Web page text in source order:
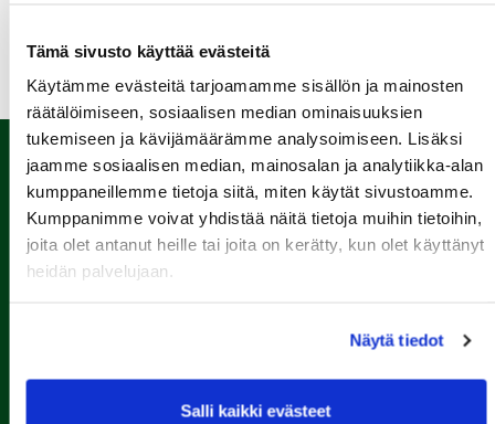
Tämä sivusto käyttää evästeitä
Käytämme evästeitä tarjoamamme sisällön ja mainosten
räätälöimiseen, sosiaalisen median ominaisuuksien
tukemiseen ja kävijämäärämme analysoimiseen. Lisäksi
jaamme sosiaalisen median, mainosalan ja analytiikka-alan
kumppaneillemme tietoja siitä, miten käytät sivustoamme.
Kumppanimme voivat yhdistää näitä tietoja muihin tietoihin,
joita olet antanut heille tai joita on kerätty, kun olet käyttänyt
heidän palvelujaan.
Näytä tiedot
Salli kaikki evästeet
Kalaforniantie 178, 28100 Pori
caddie-master@kalafornia.com